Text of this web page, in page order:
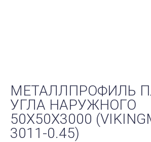
МЕТАЛЛПРОФИЛЬ
УГЛА НАРУЖНОГО
50Х50Х3000
3011-0.45)